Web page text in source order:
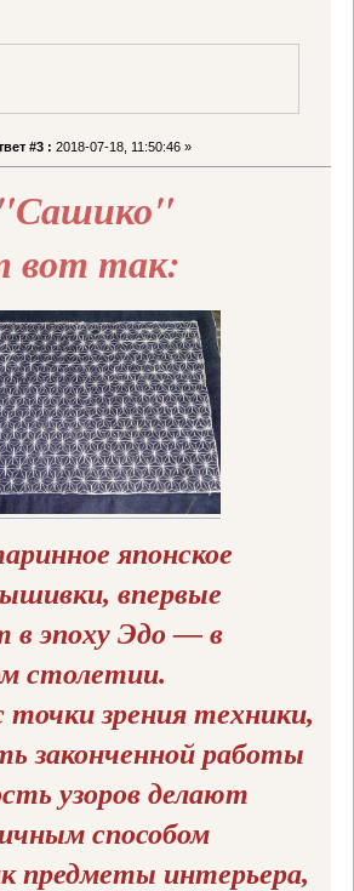
#3 : 2018-07-18, 11:50:46 »
вот так:
японское
впервые
в эпоху Эдо — в
столетии.
зрения техники,
законченной работы
узоров делают
способом
предметы интерьера,